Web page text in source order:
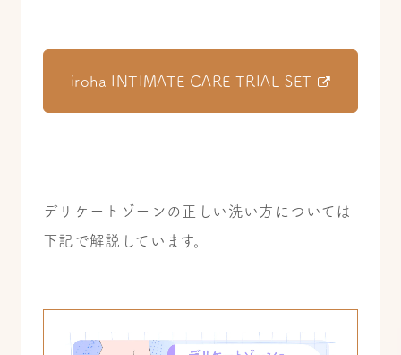
iroha INTIMATE CARE TRIAL SET
デリケートゾーンの正しい洗い方については
下記で解説しています。